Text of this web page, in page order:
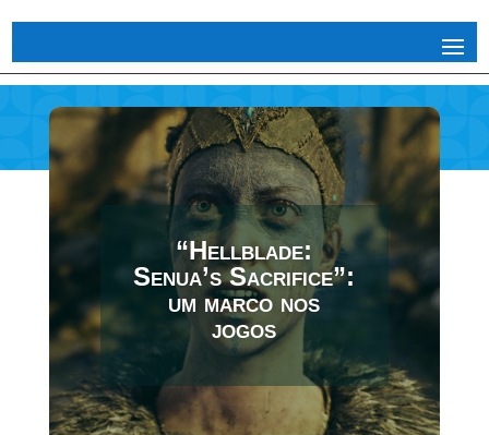
“Hellblade:
Senua’s Sacrifice”:
um marco nos
jogos